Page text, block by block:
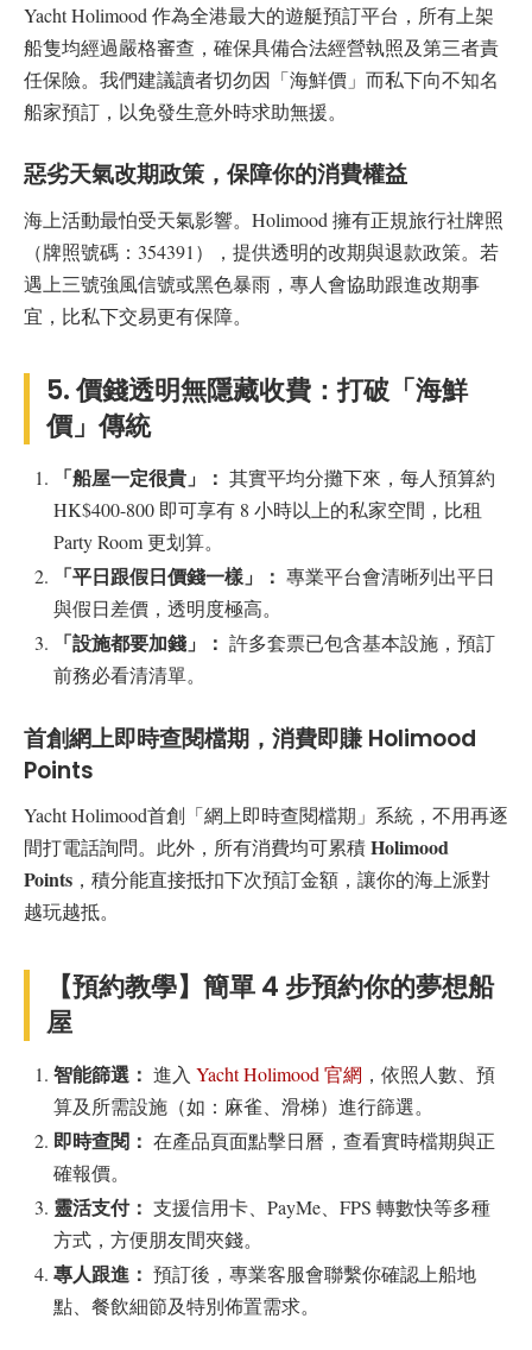
Yacht Holimood 作為全港最大的遊艇預訂平台，所有上架
船隻均經過嚴格審查，確保具備合法經營執照及第三者責
任保險。我們建議讀者切勿因「海鮮價」而私下向不知名
船家預訂，以免發生意外時求助無援。
惡劣天氣改期政策，保障你的消費權益
海上活動最怕受天氣影響。Holimood 擁有正規旅行社牌照
（牌照號碼：354391），提供透明的改期與退款政策。若
遇上三號強風信號或黑色暴雨，專人會協助跟進改期事
宜，比私下交易更有保障。
5. 價錢透明無隱藏收費：打破「海鮮
價」傳統
「船屋一定很貴」： 其實平均分攤下來，每人預算約
HK$400-800 即可享有 8 小時以上的私家空間，比租
Party Room 更划算。
「平日跟假日價錢一樣」： 專業平台會清晰列出平日
與假日差價，透明度極高。
「設施都要加錢」： 許多套票已包含基本設施，預訂
前務必看清清單。
首創網上即時查閱檔期，消費即賺 Holimood
Points
Yacht Holimood首創「網上即時查閱檔期」系統，不用再逐
間打電話詢問。此外，所有消費均可累積Holimood
Points ，積分能直接抵扣下次預訂金額，讓你的海上派對
越玩越抵。
【預約教學】簡單 4 步預約你的夢想船
屋
智能篩選： 進入 Yacht Holimood 官網 ，依照人數、預
算及所需設施（如：麻雀、滑梯）進行篩選。
即時查閱： 在產品頁面點擊日曆，查看實時檔期與正
確報價。
靈活支付： 支援信用卡、PayMe、FPS 轉數快等多種
方式，方便朋友間夾錢。
專人跟進： 預訂後，專業客服會聯繫你確認上船地
點、餐飲細節及特別佈置需求。